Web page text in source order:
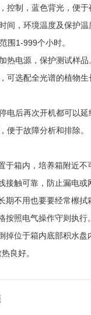
制，蓝色背光，便于
，环境温度及保护温
1-999个小时。
电源，保护测试样品
选配全光谱的植物生
后再次开机都可以延
于故障分析和排除。
内，培养箱附近不
触可靠，防止漏电或
用也要要经常檫拭
照电气操作守则执行。
位于箱内底部积水盘
良好。